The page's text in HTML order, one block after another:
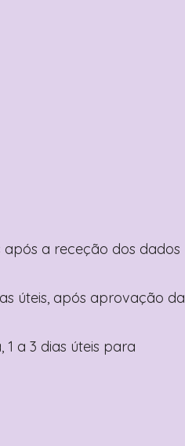
após a receção dos dados
úteis, após aprovação da
a 3 dias úteis para